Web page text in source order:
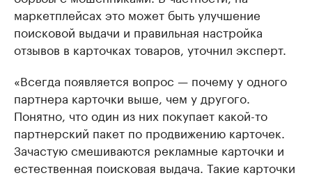
маркетплейсах это может быть улучшение
поисковой выдачи и правильная настройка
отзывов в карточках товаров, уточнил эксперт.
«Всегда появляется вопрос — почему у одного
партнера карточки выше, чем у другого.
Понятно, что один из них покупает какой-то
партнерский пакет по продвижению карточек.
Зачастую смешиваются рекламные карточки и
естественная поисковая выдача. Такие карточки